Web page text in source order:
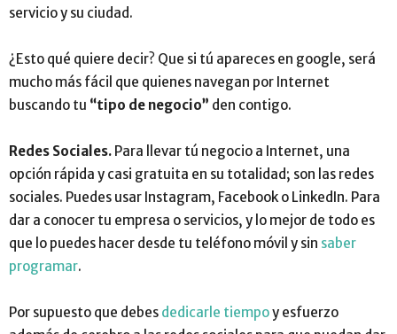
servicio y su ciudad.
¿Esto qué quiere decir? Que si tú apareces en google, será
mucho más fácil que quienes navegan por Internet
buscando tu “tipo de negocio” den contigo.
Redes Sociales. Para llevar tú negocio a Internet, una
opción rápida y casi gratuita en su totalidad; son las redes
sociales. Puedes usar Instagram, Facebook o LinkedIn. Para
dar a conocer tu empresa o servicios, y lo mejor de todo es
que lo puedes hacer desde tu teléfono móvil y sin saber
programar.
Por supuesto que debes dedicarle tiempoy esfuerzo